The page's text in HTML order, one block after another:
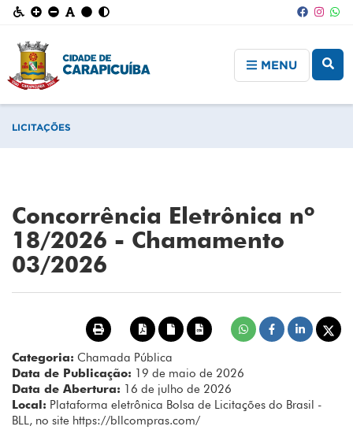
MENU
LICITAÇÕES
Concorrência Eletrônica nº
18/2026 - Chamamento
03/2026
Categoria: Chamada Pública
Data de Publicação: 19 de maio de 2026
Data de Abertura: 16 de julho de 2026
Local: Plataforma eletrônica Bolsa de Licitações do Brasil -
BLL, no site https://bllcompras.com/